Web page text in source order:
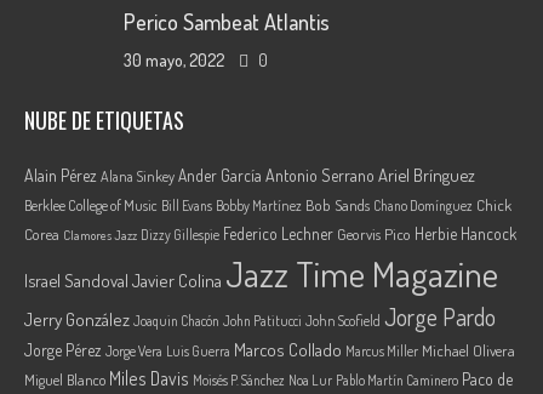
Perico Sambeat Atlantis
30 mayo, 2022 0
NUBE DE ETIQUETAS
Alain Pérez Alana SinkeyAnder García Antonio Serrano Ariel Brínguez
Berklee College of Music Bill Evans Bobby Martínez Bob Sands Chano Domínguez Chick
Corea Clamores Jazz Dizzy Gillespie Federico Lechner Georvis Pico Herbie Hancock
Israel Sandoval Javier Colina Jazz Time Magazine
Jerry González Joaquin Chacón John Patitucci John Scofield Jorge Pardo
Jorge Pérez Jorge Vera Luis Guerra Marcos Collado Marcus Miller Michael Olivera
Miguel Blanco Miles Davis Moisés P. Sánchez Noa Lur Pablo Martín Caminero Paco de